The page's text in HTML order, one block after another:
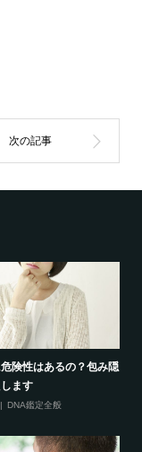
険性はあるの？包み隠
ます
DNA鑑定全般